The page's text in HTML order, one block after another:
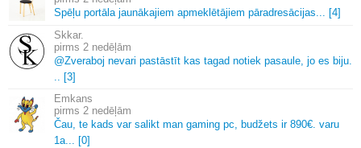
Spēļu portāla jaunākajiem apmeklētājiem pāradresācijas... [4]
Skkar.
2 nedēļām
@Zveraboj nevari pastāstīt kas tagad notiek pasaule, jo es biju.
.. [3]
Emkans
2 nedēļām
Čau, te kads var salikt man gaming pc, budžets ir 890€. varu
1a... [0]